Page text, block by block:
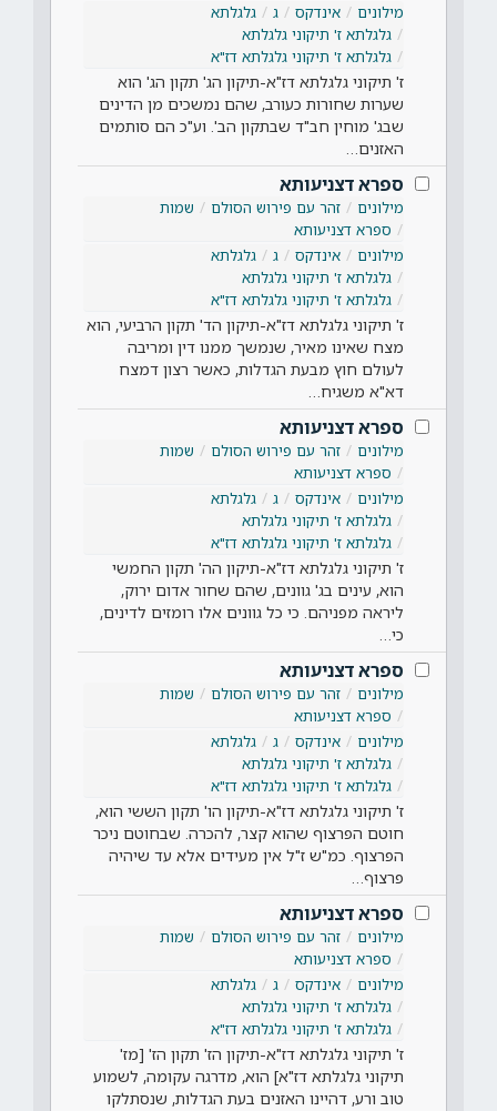
מילונים
אינדקס ג
גלגלתא
גלגלתא ז' תיקוני גלגלתא
גלגלתא ז' תיקוני גלגלתא דז"א
ז' תיקוני גלגלתא דז"א-תיקון הג' תקון הג' הוא
שערות שחורות כעורב, שהם נמשכים מן הדינים
שבג' מוחין חב"ד שבתקון הב'. וע"כ הם סותמים
האזנים…
ספרא דצניעותא
מילונים זהר עם פירוש הסולם
שמות
ספרא דצניעותא
מילונים
אינדקס ג
גלגלתא
גלגלתא ז' תיקוני גלגלתא
גלגלתא ז' תיקוני גלגלתא דז"א
ז' תיקוני גלגלתא דז"א-תיקון הד' תקון הרביעי, הוא
מצח שאינו מאיר, שנמשך ממנו דין ומריבה
לעולם חוץ מבעת הגדלות, כאשר רצון דמצח
דא"א משגיח…
ספרא דצניעותא
מילונים זהר עם פירוש הסולם
שמות
ספרא דצניעותא
מילונים
אינדקס ג
גלגלתא
גלגלתא ז' תיקוני גלגלתא
גלגלתא ז' תיקוני גלגלתא דז"א
ז' תיקוני גלגלתא דז"א-תיקון הה' תקון החמשי
הוא, עינים בג' גוונים, שהם שחור אדום ירוק,
ליראה מפניהם. כי כל גוונים אלו רומזים לדינים,
כי…
ספרא דצניעותא
מילונים זהר עם פירוש הסולם
שמות
ספרא דצניעותא
מילונים
אינדקס ג
גלגלתא
גלגלתא ז' תיקוני גלגלתא
גלגלתא ז' תיקוני גלגלתא דז"א
ז' תיקוני גלגלתא דז"א-תיקון הו' תקון הששי הוא,
חוטם הפרצוף שהוא קצר, להכרה. שבחוטם ניכר
הפרצוף. כמ"ש ז"ל אין מעידים אלא עד שיהיה
פרצוף…
ספרא דצניעותא
מילונים זהר עם פירוש הסולם
שמות
ספרא דצניעותא
מילונים
אינדקס ג
גלגלתא
גלגלתא ז' תיקוני גלגלתא
גלגלתא ז' תיקוני גלגלתא דז"א
ז' תיקוני גלגלתא דז"א-תיקון הז' תקון הז' [מז'
תיקוני גלגלתא דז"א] הוא, מדרגה עקומה, לשמוע
טוב ורע, דהיינו האזנים בעת הגדלות, שנסתלקו